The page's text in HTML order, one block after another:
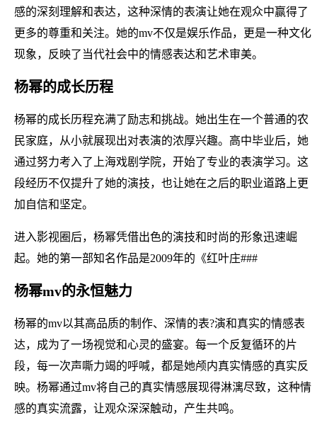
感的深刻理解和表达，这种深情的表演让她在观众中赢得了
更多的尊重和关注。她的mv不仅是娱乐作品，更是一种文化
现象，反映了当代社会中的情感表达和艺术审美。
杨幂的成长历程
杨幂的成长历程充满了励志和挑战。她出生在一个普通的农
民家庭，从小就展现出对表演的浓厚兴趣。高中毕业后，她
通过努力考入了上海戏剧学院，开始了专业的表演学习。这
段经历不仅提升了她的演技，也让她在之后的职业道路上更
加自信和坚定。
进入影视圈后，杨幂凭借出色的演技和时尚的形象迅速崛
起。她的第一部知名作品是2009年的《红叶庄###
杨幂mv的永恒魅力
杨幂的mv以其高品质的制作、深情的表?演和真实的情感表
达，成为了一场视觉和心灵的盛宴。每一个反复循环的片
段，每一次声嘶力竭的呼喊，都是她颅内真实情感的真实反
映。杨幂通过mv将自己的真实情感展现得淋漓尽致，这种情
感的真实流露，让观众深深触动，产生共鸣。